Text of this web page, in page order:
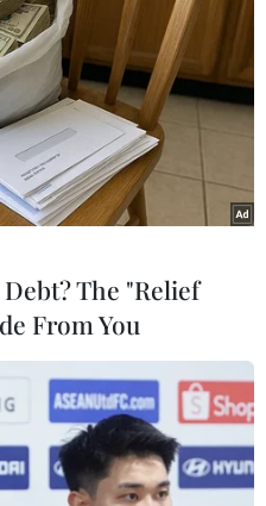
nghề và cách làm
nắng. (Ảnh: Tường Vi/TTXVN)
The "Relief
From You